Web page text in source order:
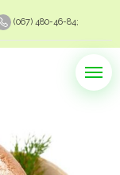
(067) 480-46-84;